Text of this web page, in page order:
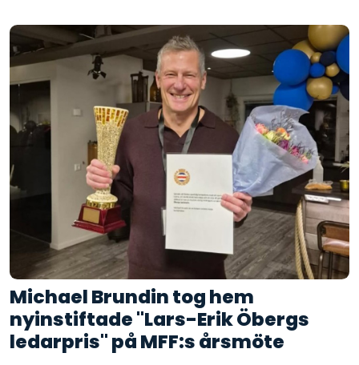
Michael Brundin tog hem
nyinstiftade "Lars-Erik Öbergs
ledarpris" på MFF:s årsmöte